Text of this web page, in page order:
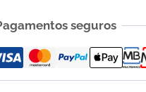
para
Violino
BAM
seguros